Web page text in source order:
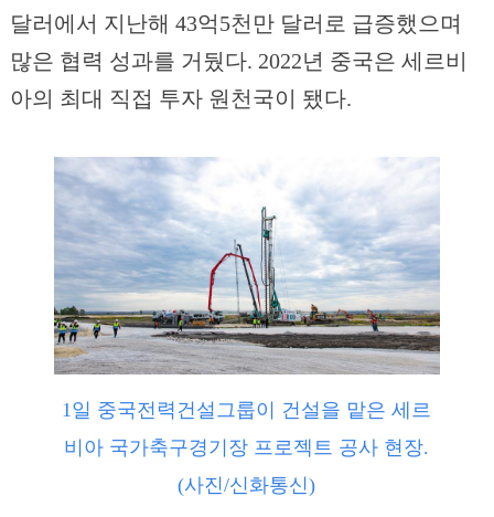
달러에서 지난해 43억5천만 달러로 급증했으며
많은 협력 성과를 거뒀다. 2022년 중국은 세르비
아의 최대 직접 투자 원천국이 됐다.
1일 중국전력건설그룹이 건설을 맡은 세르
비아 국가축구경기장 프로젝트 공사 현장.
(사진/신화통신)